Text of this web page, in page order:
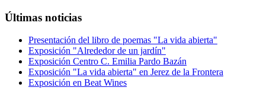
Últimas noticias
Presentación del libro de poemas "La vida abierta"
Exposición "Alrededor de un jardín"
Exposición Centro C. Emilia Pardo Bazán
Exposición "La vida abierta" en Jerez de la Frontera
Exposición en Beat Wines